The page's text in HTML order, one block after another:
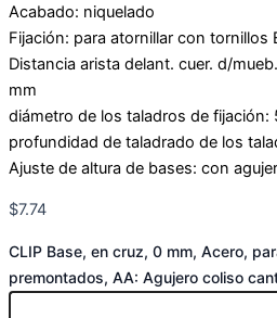
Acabado: niquelado
Fijación: para atornillar con tornillos
Distancia arista delant. cuer. d/
mm
diámetro de los taladros de fijación:
profundidad de taladrado de los
Ajuste de altura de bases: con
$7.74
CLIP Base, en cruz, 0 mm, Acero,
premontados, AA: Agujero coliso